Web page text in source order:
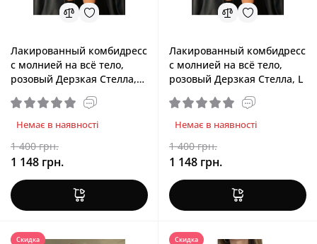
Лакированный комбидресс
с молнией на всё тело,
розовый Дерзкая Стелла,
Немає в наявності
1 400 грн.
1 148 грн.
Лакированный комбидресс
с молнией на всё тело,
розовый Дерзкая Стелла, L
Немає в наявності
1 400 грн.
1 148 грн.
Скидка Скидка